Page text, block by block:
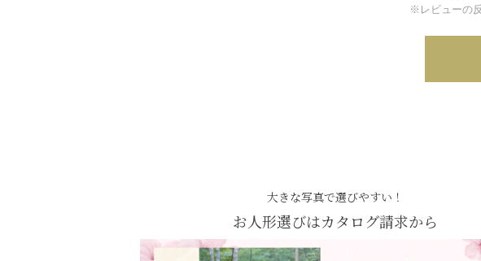
※レビューの
大きな写真で選びやすい！
お人形選びはカタログ請求から